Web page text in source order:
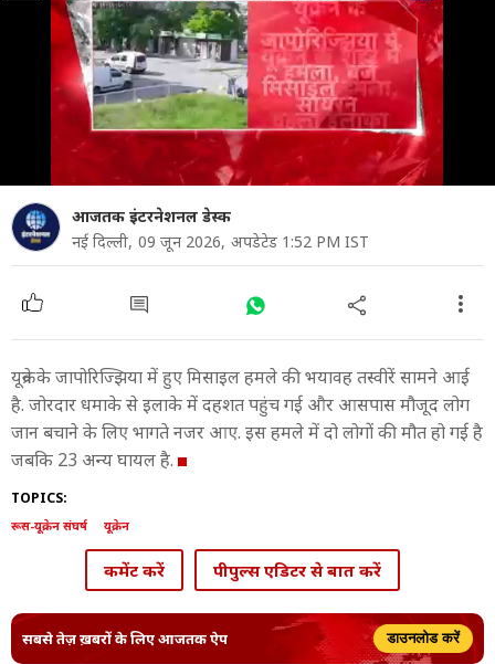
आजतक इंटरनेशनल डेस्क
नई दिल्ली, 09 जून 2026, अपडेटेड 1:52 PM IST
यूक्रेन के जापोरिज्झिया में हुए मिसाइल हमले की भयावह तस्वीरें सामने आई
है. जोरदार धमाके से इलाके में दहशत पहुंच गई और आसपास मौजूद लोग
जान बचाने के लिए भागते नजर आए. इस हमले में दो लोगों की मौत हो गई है
जबकि 23 अन्य घायल है.
TOPICS:
रूस-यूक्रेन संघर्ष यूक्रेन
कमेंट करें पीपुल्स एडिटर से बात करें
सबसे तेज़ ख़बरों के लिए आजतक ऐप डाउनलोड करें